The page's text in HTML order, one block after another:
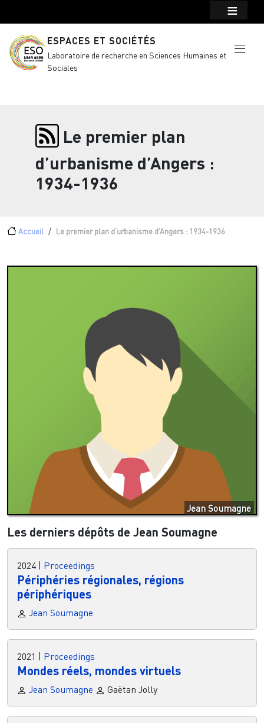
ESPACES ET SOCIÉTÉS
Laboratoire de recherche en Sciences Humaines et
Sociales
Le premier plan
d’urbanisme d’Angers :
1934-1936
Fil d'Ariane
Accueil Le premier plan d’urbanisme d’Angers : 1934-1936
Jean Soumagne
Les derniers dépôts de Jean Soumagne
2024 Proceedings
Périphéries régionales, régions
périphériques
Jean Soumagne
2021 Proceedings
Mondes réels, mondes virtuels
Jean Soumagne Gaëtan Jolly